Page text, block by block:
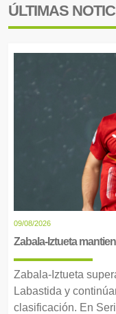
ÚLTIMAS
09/08/2026
Zabala-Iztueta
Zabala-Iztueta
Labastida y
clasificación. En